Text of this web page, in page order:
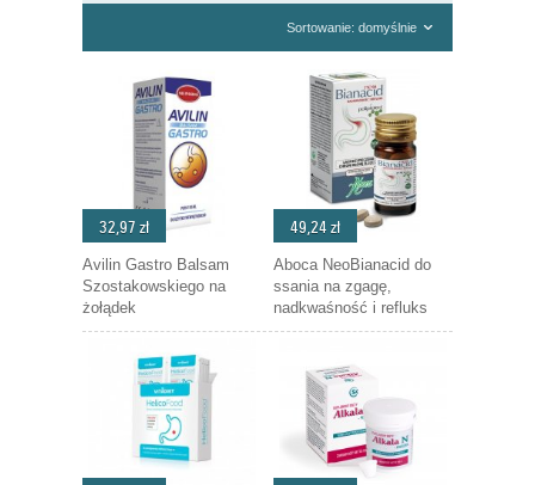
Sortowanie: domyślnie
32,97 zł
Avilin Gastro Balsam
Szostakowskiego na
żołądek
49,24 zł
Aboca NeoBianacid do
ssania na zgagę,
nadkwaśność i refluks